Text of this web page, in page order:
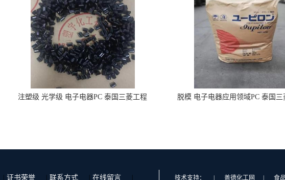
注塑级 光学级 电子电器PC 泰国三菱工程
脱模 电子电器应用领域PC 泰国三
证书荣誉 联系方式 在线留言 技术支持： 盖德化工网 食